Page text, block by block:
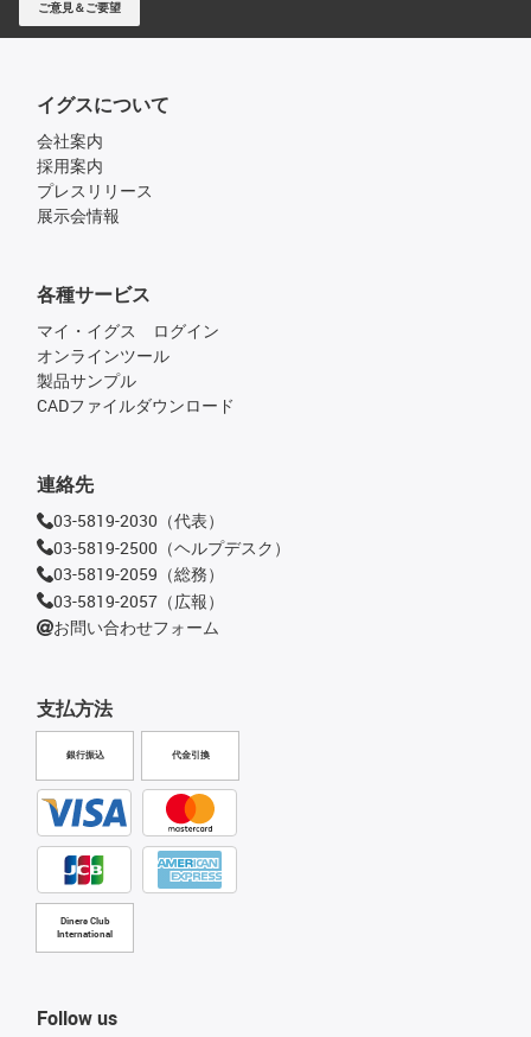
ご意見＆ご要望
イグスについて
会社案内
採用案内
プレスリリース
展示会情報
支払方法
銀行振込 代金引換
Diners Club
International
各種サービス
マイ・イグス ログイン
オンラインツール
製品サンプル
CADファイルダウンロード
連絡先
03-5819-2030（代表）
03-5819-2500（ヘルプデスク）
03-5819-2059（総務）
03-5819-2057（広報）
お問い合わせフォーム
Follow us